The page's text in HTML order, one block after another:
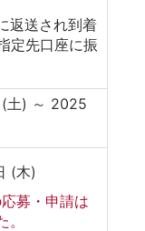
返送され到着
定先口座に振
土) ～ 2025
(木)
募・申請は